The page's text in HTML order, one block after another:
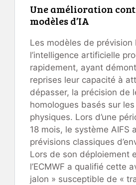
Une amélioration
modèles d’IA
Les modèles de prévision
l’intelligence artificielle
rapidement, ayant
reprises leur capacité à
dépasser, la précision de
homologues basés sur
physiques. Lors d’une
18 mois, le système AIFS
prévisions classiques
Lors de son déploiement
l’ECMWF a qualifié cette
jalon » susceptible de «